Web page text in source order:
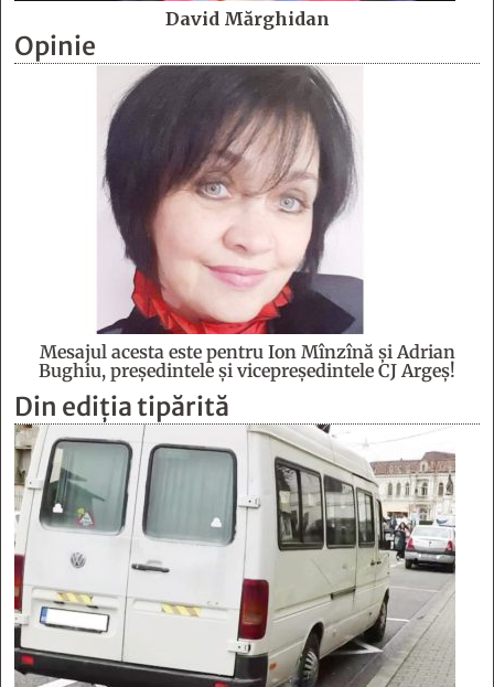
David Mărghidan
Opinie
Mesajul acesta este pentru Ion Mînzînă şi Adrian
Bughiu, preşedintele şi vicepreşedintele CJ Argeş!
Din ediția tipărită